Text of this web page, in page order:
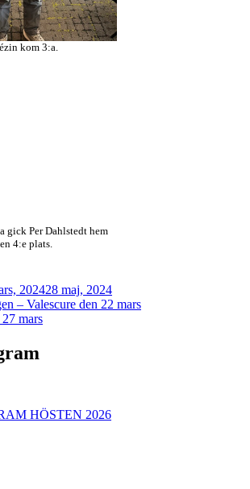
kom 3:a.
gick Per Dahlstedt hem
4:e plats.
202428 maj, 2024
– Valescure den 22 mars
mars
HÖSTEN 2026